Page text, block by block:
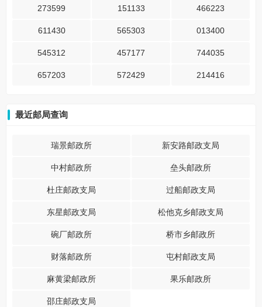
273599 151133 466223
611430 565303 013400
545312 457177 744035
657203 572429 214416
最近邮局查询
瑞景邮政所 新安路邮政支局
中村邮政所 垒头邮政所
杜庄邮政支局 过船邮政支局
东星邮政支局 松他克乡邮政支局
碗厂邮政所 桥市乡邮政所
财落邮政所 屯村邮政支局
麻黄梁邮政所 果乐邮政所
邵庄邮政支局